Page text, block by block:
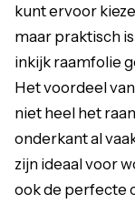
kunt ervoor
maar praktisch
inkijk raamfolie
Het voordeel van
niet heel het
onderkant al
zijn ideaal voor
ook de perfecte